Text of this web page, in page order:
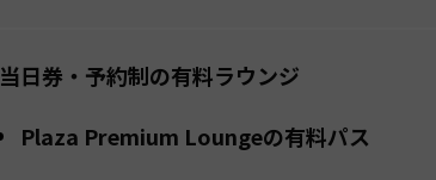
当日券・予約制の有料ラウンジ
Plaza Premium Loungeの有料パス